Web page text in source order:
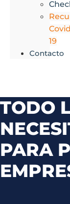
19
Contacto
TODO
PARA